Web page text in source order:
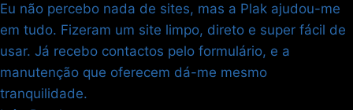
Eu não percebo nada de sites, mas a Plak ajudou-me
em tudo. Fizeram um site limpo, direto e super fácil de
usar. Já recebo contactos pelo formulário, e a
manutenção que oferecem dá-me mesmo
tranquilidade.